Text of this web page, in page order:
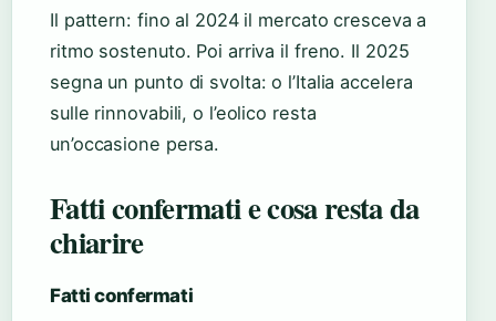
Il pattern: fino al 2024 il mercato cresceva a
ritmo sostenuto. Poi arriva il freno. Il 2025
segna un punto di svolta: o l’Italia accelera
sulle rinnovabili, o l’eolico resta
un’occasione persa.
Fatti confermati e cosa resta da
chiarire
Fatti confermati